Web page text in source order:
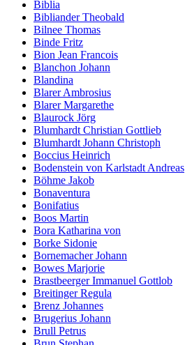
Biblia
Bibliander Theobald
Bilnee Thomas
Binde Fritz
Bion Jean Francois
Blanchon Johann
Blandina
Blarer Ambrosius
Blarer Margarethe
Blaurock Jörg
Blumhardt Christian Gottlieb
Blumhardt Johann Christoph
Boccius Heinrich
Bodenstein von Karlstadt Andreas
Böhme Jakob
Bonaventura
Bonifatius
Boos Martin
Bora Katharina von
Borke Sidonie
Bornemacher Johann
Bowes Marjorie
Brastbeerger Immanuel Gottlob
Breitinger Regula
Brenz Johannes
Brugerius Johann
Brull Petrus